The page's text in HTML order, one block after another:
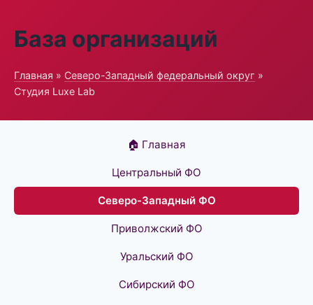
База организаций
Главная » Северо-Западный федеральный округ »
Студия Luxe Lab
🏠 Главная
Центральный ФО
Северо-Западный ФО
Приволжский ФО
Уральский ФО
Сибирский ФО